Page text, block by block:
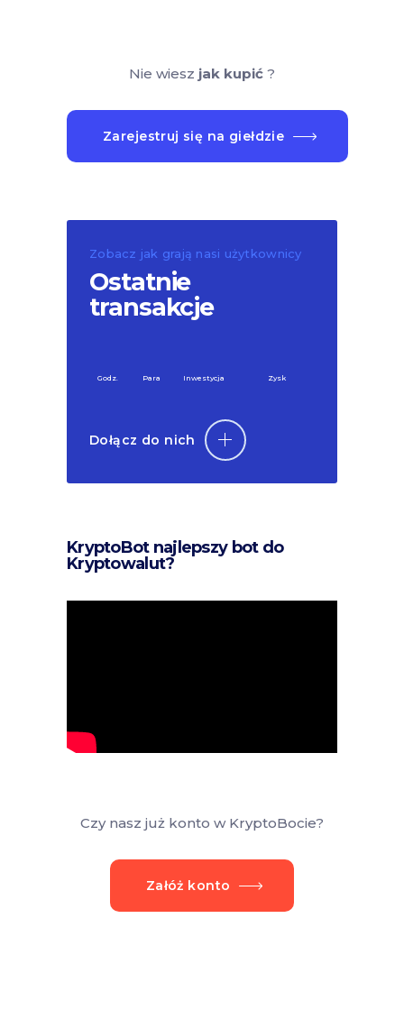
Nie wiesz jak kupić?
Zarejestruj się na giełdzie
Zobacz jak grają nasi użytkownicy
Ostatnie
transakcje
Godz. Para Inwestycja Zysk
Dołącz do nich
KryptoBot najlepszy bot do
Kryptowalut?
Czy nasz już konto w KryptoBocie?
Załóż konto